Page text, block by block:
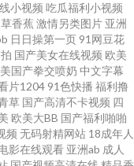
线观看 丝袜后入动态 传媒
香蕉伊人视频 操人妻视觉
源网站 91少妇福利姬 日
视频播放 91在线影音 色久
小视频 吃瓜福利小视频
香蕉 激情另类图片 亚洲
日日操第一页 91网豆花
国产美女在线视频 欧美
国产拳交喷奶 中文字幕
片1204 91色快播 福利撸
草 国产高清不卡视频 四
欧美大BB 国产福利啪啪
频 无码射精网站 18成年人
影在线观看 亚洲ab 成人